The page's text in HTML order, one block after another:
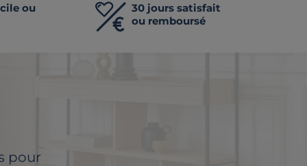
ou
30 jours satisfait
ou remboursé
pour